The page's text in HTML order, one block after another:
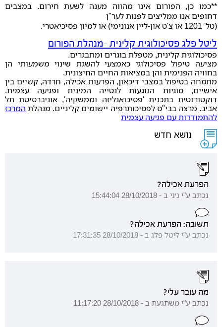
**כמו כן, הפורום אינו מהווה מענה לשעת חירום. במצבים
דחופים אנו ממליצים לפנות לער"ן
(טל' 1201 או צ'ט און-ליין אנונימי) או למיון פסיכיאטרי
.
ליטל פלג פסיכולוגית קלינית -מנהלת הפורום
פסיכולוגית קלינית, מטפלת בוגרים ומתבגרים.
מציעה טיפול פסיכולוגי כאמצעי להשגת שינוי משמעותי הן
בחוויה הפנימית והן במציאות החיים החיצונית.
מתמחה בטיפול במצבי דיכאון, הפרעות אכילה, חרדה, קשיים בין
אישיים, סוגיות הנוגעות לנטייה המינית ופגיעה עצמית.
דוקטורנטית בתכנית 'פסיכואנליזה וממשקיה', אוניברסיטת תל
אביב. מרצה בבי"ס לפסיכותרפיה יישומים קליניים. מנהלת המרכז
להתמודדות עם פגיעה עצמית
נושא חדש
הפרעת אכילה?
נכתב ע"י ג׳ני ב - 28/10/2018 15:44:04
תשובה: הפרעת אכילה?
נכתב ע"י ליטל פלג ב - 28/10/2018 17:31:35
מה עובר עלי?
נכתב ע"י משתגעת ב - 28/10/2018 11:17:20